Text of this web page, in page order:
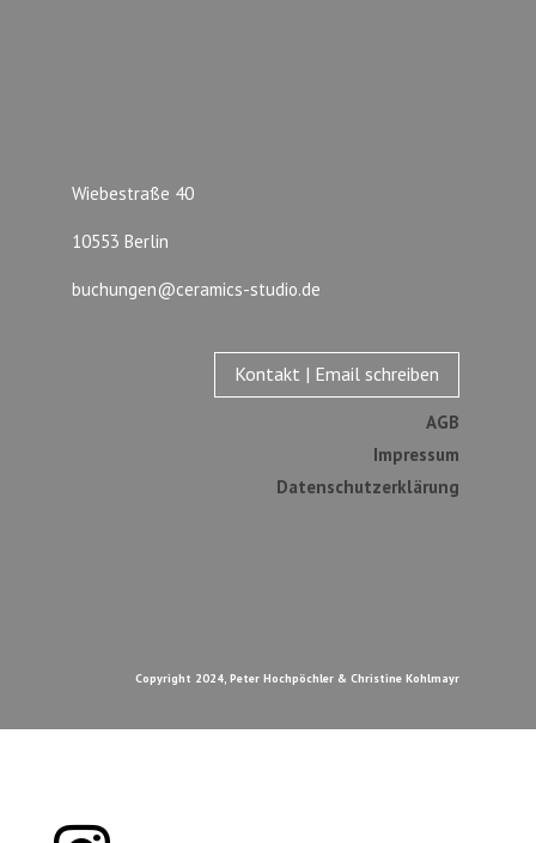
Wiebestraße 40
10553 Berlin
buchungen@ceramics-studio.de
Kontakt | Email schreiben
AGB
Impressum
Datenschutzerklärung
Copyright 2024, Peter Hochpöchler & Christine Kohlmayr